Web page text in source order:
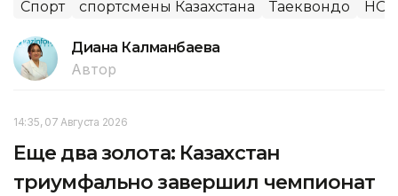
Спорт спортсмены Казахстана Таеквондо НОК
Диана Калманбаева
Автор
14:35, 07 Августа 2026
Еще два золота: Казахстан
триумфально завершил чемпионат